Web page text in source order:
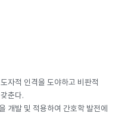
자적 인격을 도야하고 비판적
춘다.
개발 및 적용하여 간호학 발전에